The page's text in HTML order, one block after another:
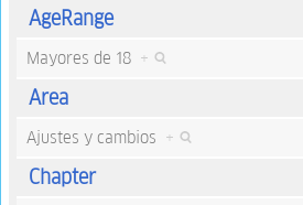
AgeRange
Mayores de 18 +
Area
Ajustes y cambios +
Chapter